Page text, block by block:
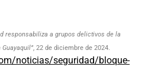
responsabiliza a grupos delictivos de la
, 22 de diciembre de 2024.
noticias/seguridad/bloque-